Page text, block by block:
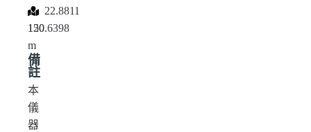
22.8811
,
120.6398
,
150
m
備
註
本
儀
器